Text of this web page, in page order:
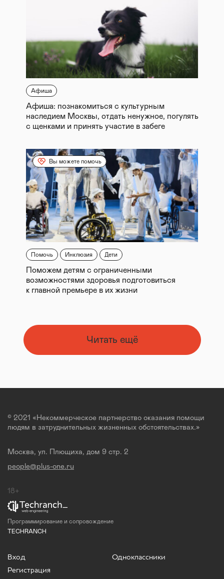
Афиша
Афиша: познакомиться с культурным
наследием Москвы, отдать ненужное, погулять
с щенками и принять участие в забеге
Вы можете помочь
Помочь Инклюзия Дети
Поможем детям с ограниченными
возможностями здоровья подготовиться
к главной премьере в их жизни
Читать ещё
© 2021 «Некоммерческое партнерство оказания помощи
людям в затруднительных жизненных обстоятельствах.»
Москва, ул. Плющиха, дом 9 стр. 2
people@plus-one.ru
18+
Программирование и сопровождение
TECHRANCH
Вход
Регистрация
Одноклассники